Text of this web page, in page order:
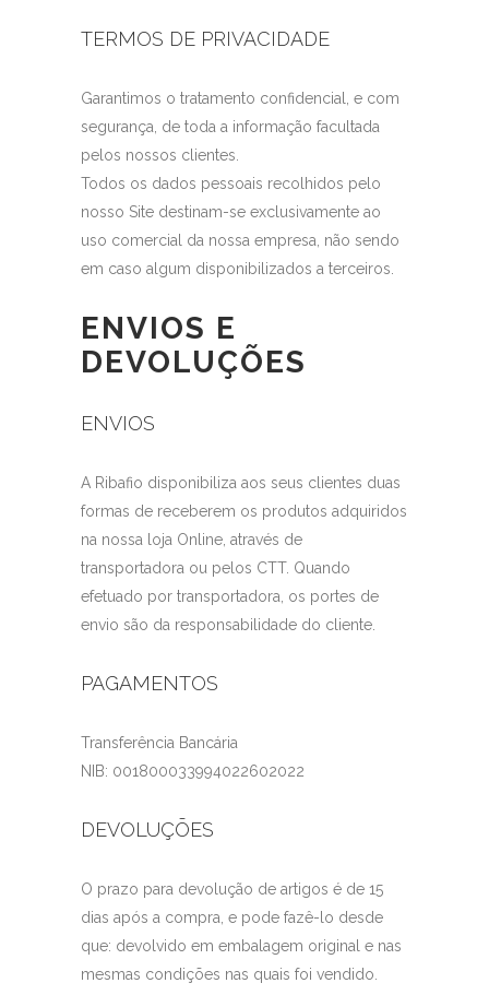
TERMOS DE PRIVACIDADE
Garantimos o tratamento confidencial, e com
segurança, de toda a informação facultada
pelos nossos clientes.
Todos os dados pessoais recolhidos pelo
nosso Site destinam-se exclusivamente ao
uso comercial da nossa empresa, não sendo
em caso algum disponibilizados a terceiros.
ENVIOS E
DEVOLUÇÕES
ENVIOS
A Ribafio disponibiliza aos seus clientes duas
formas de receberem os produtos adquiridos
na nossa loja Online, através de
transportadora ou pelos CTT. Quando
efetuado por transportadora, os portes de
envio são da responsabilidade do cliente.
PAGAMENTOS
Transferência Bancária
NIB: 001800033994022602022
DEVOLUÇÕES
O prazo para devolução de artigos é de 15
dias após a compra, e pode fazê-lo desde
que: devolvido em embalagem original e nas
mesmas condições nas quais foi vendido.